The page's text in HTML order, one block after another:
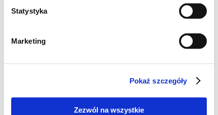
Statystyka
Marketing
Pokaż szczegóły
Zezwól na wszystkie
200 g kukurydzy gotowanaj (moze byc z
1 maly ogorek zielony
peczek koperku
skladniki na sos: